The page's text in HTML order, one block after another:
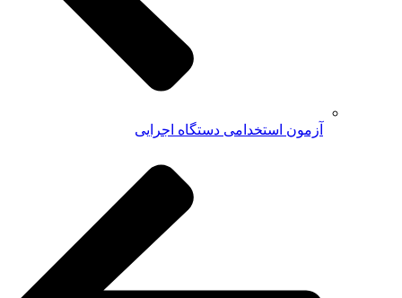
آزمون استخدامی دستگاه اجرایی